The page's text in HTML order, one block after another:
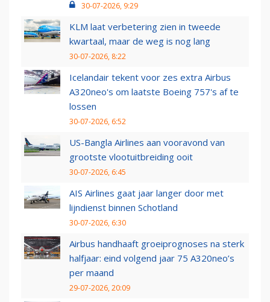
30-07-2026, 9:29
KLM laat verbetering zien in tweede
kwartaal, maar de weg is nog lang
30-07-2026, 8:22
Icelandair tekent voor zes extra Airbus
A320neo's om laatste Boeing 757's af te
lossen
30-07-2026, 6:52
US-Bangla Airlines aan vooravond van
grootste vlootuitbreiding ooit
30-07-2026, 6:45
AIS Airlines gaat jaar langer door met
lijndienst binnen Schotland
30-07-2026, 6:30
Airbus handhaaft groeiprognoses na sterk
halfjaar: eind volgend jaar 75 A320neo’s
per maand
29-07-2026, 20:09